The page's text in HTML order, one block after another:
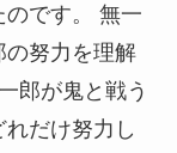
のです。 無一
の努力を理解
郎が鬼と戦う
だけ努力し